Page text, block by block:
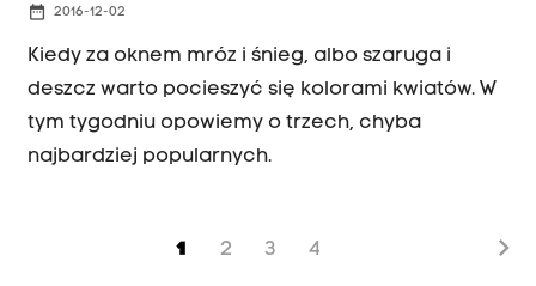
date_range 2016-12-02
Kiedy za oknem mróz i śnieg, albo szaruga i
deszcz warto pocieszyć się kolorami kwiatów. W
tym tygodniu opowiemy o trzech, chyba
najbardziej popularnych.
1 2 3 4 chevron_right